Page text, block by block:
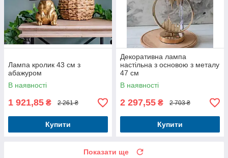
Лампа кролик 43 см з
абажуром
В наявності
1 921,85 ₴ 2 261 ₴
Купити
Декоративна лампа
настільна з основою з металу
47 см
В наявності
2 297,55 ₴ 2 703 ₴
Купити
Показати ще